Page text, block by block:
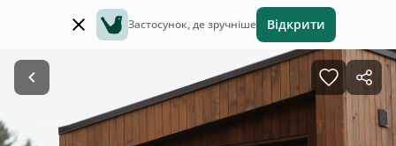
Застосунок, де зручніше Відкрити